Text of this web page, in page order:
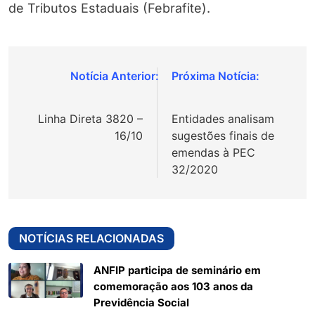
de Tributos Estaduais (Febrafite).
Navegação
Post
Linha Direta 3820 –
16/10
Entidades analisam
sugestões finais de
emendas à PEC
32/2020
NOTÍCIAS RELACIONADAS
ANFIP participa de seminário em
comemoração aos 103 anos da
Previdência Social